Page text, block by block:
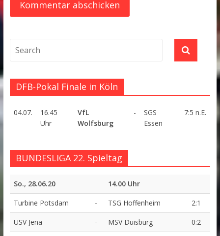
DFB-Pokal Finale in Köln
04.07.
16.45
Uhr
VfL
Wolfsburg
-
SGS
Essen
7:5 n.E.
BUNDESLIGA 22. Spieltag
So., 28.06.20 14.00 Uhr
Turbine Potsdam - TSG Hoffenheim 2:1
USV Jena - MSV Duisburg 0:2